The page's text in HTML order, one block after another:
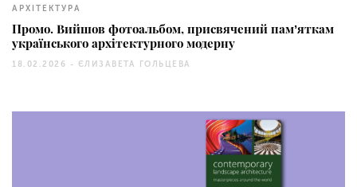
АРХІТЕКТУРА
Промо. Вийшов фотоальбом, присвячений памʼяткам
українського архітектурного модерну
18.02.2026 - ЄЛИЗАВЕТА ГОЛЬЦЕВА